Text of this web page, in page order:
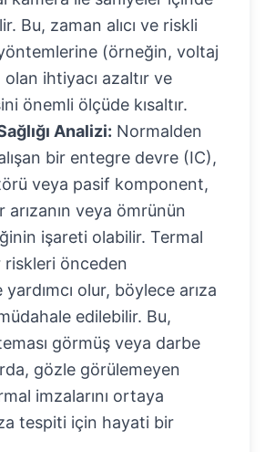
Bu, zaman alıcı ve riskli
(örneğin, voltaj
ihtiyacı azaltır ve
önemli ölçüde kısaltır.
Analizi: Normalden
bir entegre devre (IC),
veya pasif komponent,
veya ömrünün
işareti olabilir. Termal
riskleri önceden
olur, böylece arıza
edilebilir. Bu,
görmüş veya darbe
gözle görülemeyen
imzalarını ortaya
tespiti için hayati bir